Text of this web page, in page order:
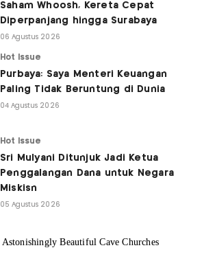
Saham Whoosh, Kereta Cepat
Diperpanjang hingga Surabaya
06 Agustus 2026
Hot Issue
Purbaya: Saya Menteri Keuangan
Paling Tidak Beruntung di Dunia
04 Agustus 2026
Hot Issue
Sri Mulyani Ditunjuk Jadi Ketua
Penggalangan Dana untuk Negara
Miskisn
05 Agustus 2026